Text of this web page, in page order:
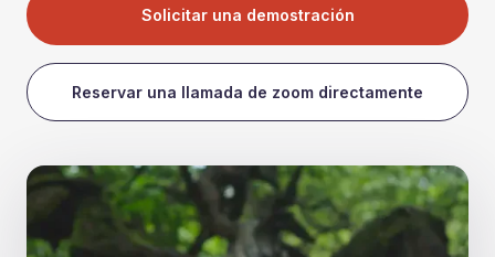
Solicitar una demostración
Reservar una llamada de zoom directamente